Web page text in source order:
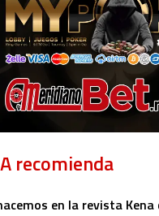
recomienda
en la revista